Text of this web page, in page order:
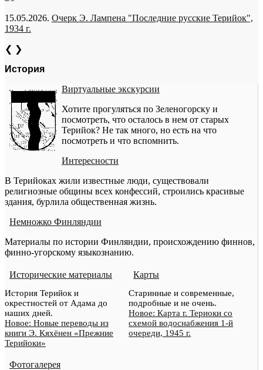
15.05.2026. Очерк Э. Лампена "Последние русские Терийок",
1934 г.
❮ ❯
История
Виртуальные экскурсии
Хотите прогуляться по Зеленогорску и
посмотреть, что осталось в нем от старых
Терийок? Не так много, но есть на что
посмотреть и что вспомнить.
Интересности
В Терийоках жили известные люди, существовали
религиозные общины всех конфессий, строились красивые
здания, бурлила общественная жизнь.
Немножко Финляндии
Материалы по истории Финляндии, происхождению финнов,
финно-угорскому языкознанию.
Исторические материалы
История Терийок и
окрестностей от Адама до
наших дней.
Новое: Новые переводы из
книги Э. Кяхёнен «Прежние
Терийоки»
Карты
Старинные и современные,
подробные и не очень.
Новое: Карта г. Териоки со
схемой водоснабжения 1-й
очереди, 1945 г.
Фотогалерея